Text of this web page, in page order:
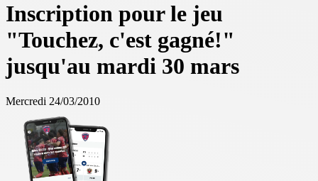
Inscription pour le jeu
"Touchez, c'est gagné!"
jusqu'au mardi 30 mars
Mercredi 24/03/2010